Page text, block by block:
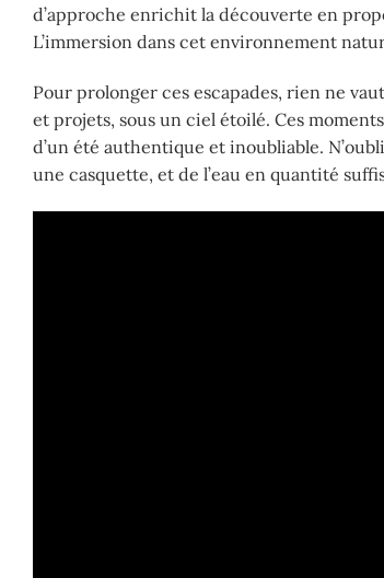
d’approche enrichit la découverte en
L’immersion dans cet environnement
Pour prolonger ces escapades, rien ne
et projets, sous un ciel étoilé. Ces
d’un été authentique et inoubliable.
une casquette, et de l’eau en quantité